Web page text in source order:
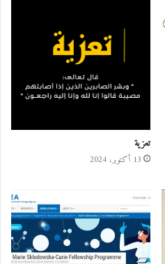
تعزية
13 أكتوبر، 2024